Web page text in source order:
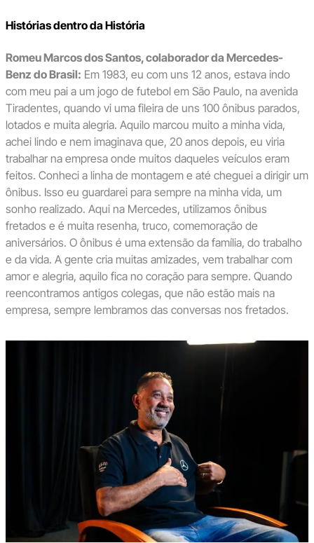
Histórias dentro da História
Romeu Marcos dos Santos, colaborador da Mercedes-
Benz do Brasil: Em 1983, eu com uns 12 anos, estava indo
com meu pai a um jogo de futebol em São Paulo, na avenida
Tiradentes, quando vi uma fileira de uns 100 ônibus parados,
lotados e muita alegria. Aquilo marcou muito a minha vida,
achei lindo e nem imaginava que, 20 anos depois, eu viria
trabalhar na empresa onde muitos daqueles veículos eram
feitos. Conheci a linha de montagem e até cheguei a dirigir um
ônibus. Isso eu guardarei para sempre na minha vida, um
sonho realizado. Aqui na Mercedes, utilizamos ônibus
fretados e é muita resenha, truco, comemoração de
aniversários. O ônibus é uma extensão da família, do trabalho
e da vida. A gente cria muitas amizades, vem trabalhar com
amor e alegria, aquilo fica no coração para sempre. Quando
reencontramos antigos colegas, que não estão mais na
empresa, sempre lembramos das conversas nos fretados.